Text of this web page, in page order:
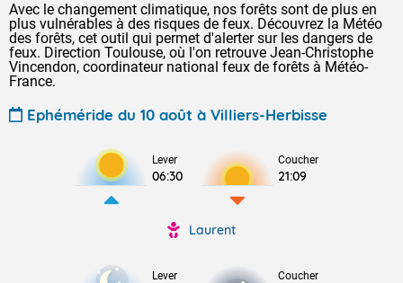
Avec le changement climatique, nos forêts sont de plus en
plus vulnérables à des risques de feux. Découvrez la Météo
des forêts, cet outil qui permet d'alerter sur les dangers de
feux. Direction Toulouse, où l'on retrouve Jean-Christophe
Vincendon, coordinateur national feux de forêts à Météo-
France.
Ephéméride du 10 août à Villiers-Herbisse
Lever
06:30
Coucher
21:09
Laurent
Lever Coucher